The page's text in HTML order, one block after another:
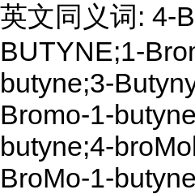
英文同义词: 4-
BUTYNE;1-
butyne;3-
Bromo-1-
butyne;4-
BroMo-1-